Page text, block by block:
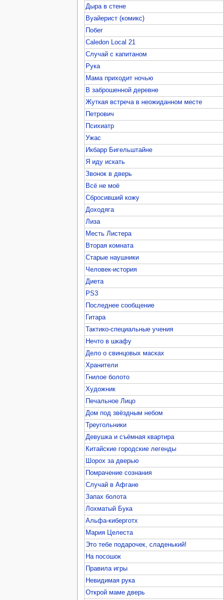
Дыра в стене
Вуайерист (комикс)
Побег
Caledon Local 21
Случай с капитаном
Рука
Мама приходит ночью
В заброшенной деревне
Жуткая встреча в неожиданном месте
Петрович
Психиатр
Ужас
Икбарр Бигельштайне
Я иду искать
Звонок в дверь
Всё не моё
Сбросивший кожу
Доходяга
Лиза
Месть Листера
Вторая комната
Старые наушники
Человек-история
Диета
PS3
Последнее сообщение
Гитара
Тактико-специальные учения
Нечто в шкафу
Дело о свинцовых масках
Хранители
Гнилое болото
Художник
Печальное Лицо
Дом под звёздным небом
Треугольники
Девушка и съёмная квартира
Китайские городские легенды
Шорох за дверью
Помрачение сознания
Случай в Афгане
Запах болота
Лохматый Бука
Альфа-киберготх
Мария Целеста
Это тебе подарочек, сладенький!
На посошок
Правила игры
Невидимая рука
Открой маме дверь